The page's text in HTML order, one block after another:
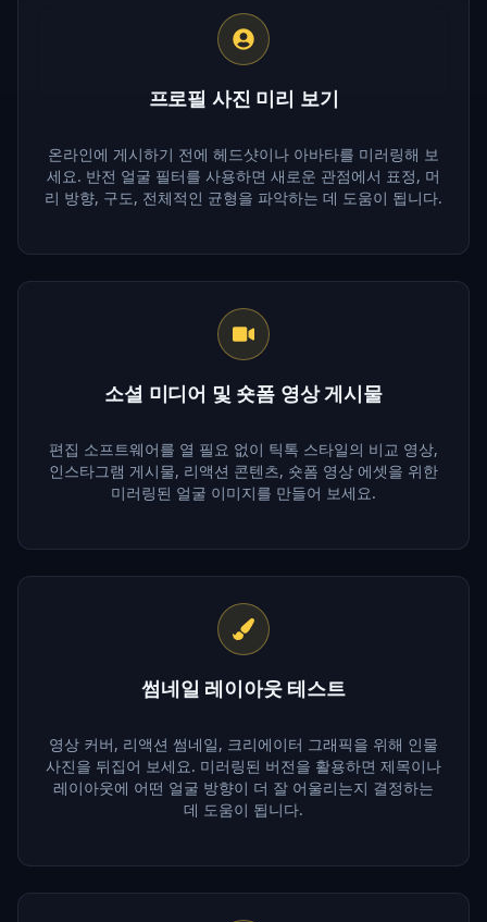
프로필 사진 미리 보기
온라인에 게시하기 전에 헤드샷이나 아바타를 미러링해 보
세요. 반전 얼굴 필터를 사용하면 새로운 관점에서 표정, 머
리 방향, 구도, 전체적인 균형을 파악하는 데 도움이 됩니다.
소셜 미디어 및 숏폼 영상 게시물
편집 소프트웨어를 열 필요 없이 틱톡 스타일의 비교 영상,
인스타그램 게시물, 리액션 콘텐츠, 숏폼 영상 에셋을 위한
미러링된 얼굴 이미지를 만들어 보세요.
썸네일 레이아웃 테스트
영상 커버, 리액션 썸네일, 크리에이터 그래픽을 위해 인물
사진을 뒤집어 보세요. 미러링된 버전을 활용하면 제목이나
레이아웃에 어떤 얼굴 방향이 더 잘 어울리는지 결정하는
데 도움이 됩니다.